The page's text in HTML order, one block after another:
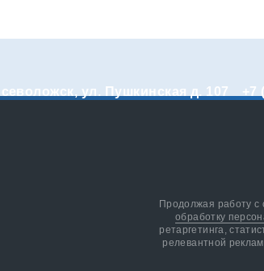
ул. Пушкинская д. 107 +7
Продолжая работу с
обработку
ретаргетинга,
релевантной